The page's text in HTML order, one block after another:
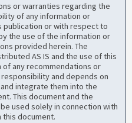
or warranties regarding the
of any information or
publication or with respect to
the use of the information or
provided herein. The
AS IS and the use of this
any recommendations or
and depends on
integrate them into the
This document and the
used solely in connection with
document.